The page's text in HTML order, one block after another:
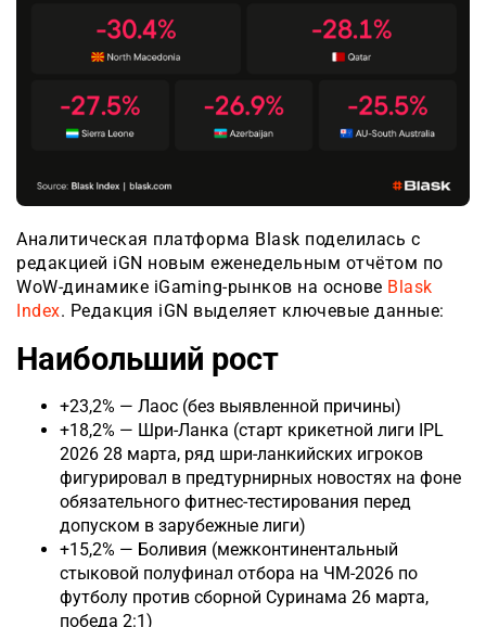
Аналитическая платформа Blask поделилась с
редакцией iGN новым еженедельным отчётом по
WoW-динамике iGaming-рынков на основе Blask
Index. Редакция iGN выделяет ключевые данные:
Наибольший рост
+23,2% — Лаос (без выявленной причины)
+18,2% — Шри-Ланка (старт крикетной лиги IPL
2026 28 марта, ряд шри-ланкийских игроков
фигурировал в предтурнирных новостях на фоне
обязательного фитнес-тестирования перед
допуском в зарубежные лиги)
+15,2% — Боливия (межконтинентальный
стыковой полуфинал отбора на ЧМ-2026 по
футболу против сборной Суринама 26 марта,
победа 2:1)